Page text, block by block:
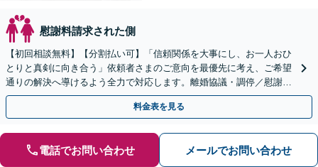
慰謝料請求された側
【初回相談無料】【分割払い可】「信頼関係を大事にし、お一人おひ
とりと真剣に向き合う」依頼者さまのご意向を最優先に考え、ご希望
通りの解決へ導けるよう全力で対応します。離婚協議・調停／慰謝料
／財産分与／親権／養育費／面会交流【休日・夜間面談可】
料金表を見る
電話でお問い合わせ メールでお問い合わせ